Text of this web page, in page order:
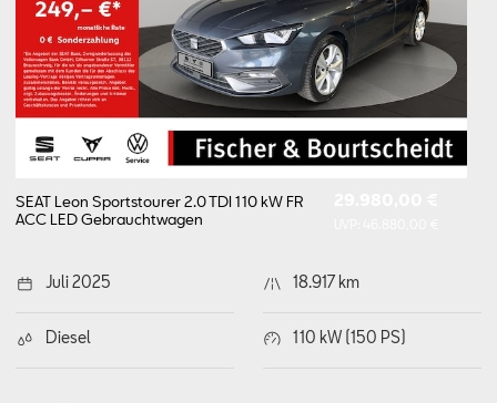
SEAT Leon Sportstourer 2.0 TDI 110 kW FR
ACC LEDGebrauchtwagen
Juli 2025 18.917 km
Diesel 110 kW (150 PS)